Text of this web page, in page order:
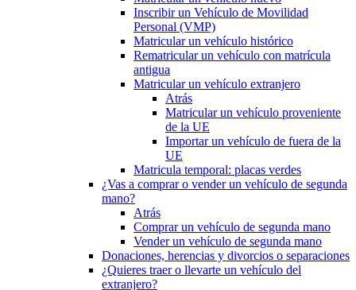
Inscribir un Vehículo de Movilidad
Personal (VMP)
Matricular un vehículo histórico
Rematricular un vehículo con matrícula
antigua
Matricular un vehículo extranjero
Atrás
Matricular un vehículo proveniente
de la UE
Importar un vehículo de fuera de la
UE
Matricula temporal: placas verdes
¿Vas a comprar o vender un vehículo de segunda
mano?
Atrás
Comprar un vehículo de segunda mano
Vender un vehículo de segunda mano
Donaciones, herencias y divorcios o separaciones
¿Quieres traer o llevarte un vehículo del
extranjero?